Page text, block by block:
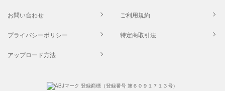
お問い合わせ ご利用規約
プライバシーポリシー 特定商取引法
アップロード方法